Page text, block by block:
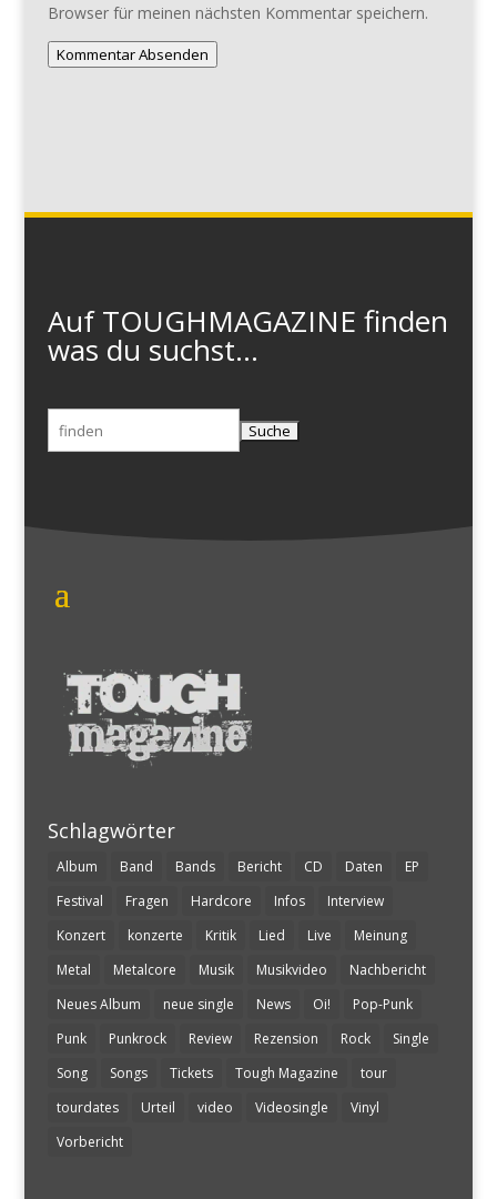
Browser für meinen nächsten Kommentar speichern.
Kommentar Absenden
Auf TOUGHMAGAZINE finden
was du suchst...
Suchen
nach:
Schlagwörter
Album Band Bands Bericht CD Daten
EP
Festival
Fragen Hardcore Infos
Interview
Konzert
konzerte Kritik Lied Live
Meinung
Metal
Metalcore Musik Musikvideo
Nachbericht
Neues Album
neue single News Oi!
Pop-Punk
Punk
Punkrock Review Rezension Rock
Single
Song
Songs Tickets Tough Magazine
tour
tourdates
Urteil video Videosingle
Vinyl
Vorbericht